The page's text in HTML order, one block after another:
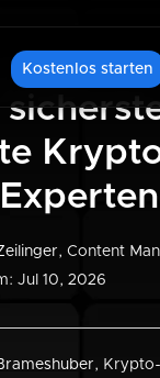
Kostenlos starten
, Content
Jul 10, 2026
,